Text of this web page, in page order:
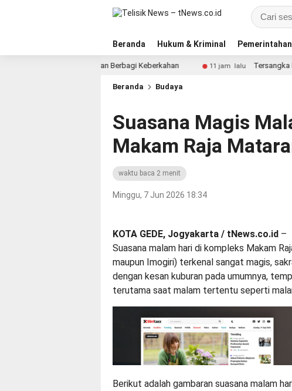
Beranda Hukum & Kriminal Pemerintahan
Silaturahmi dan Berbagi Keberkahan 11 jam lalu Tersangka Pengedar
Beranda Budaya
Suasana Magis
Makam Raja
waktu baca 2 menit
Minggu, 7 Jun 2026 18:34
KOTA GEDE, Jogyakarta / tNews.co.id –
Suasana malam hari di kompleks Makam
maupun Imogiri) terkenal sangat magis,
dengan kesan kuburan pada umumnya,
terutama saat malam tertentu seperti
Berikut adalah gambaran suasana malam